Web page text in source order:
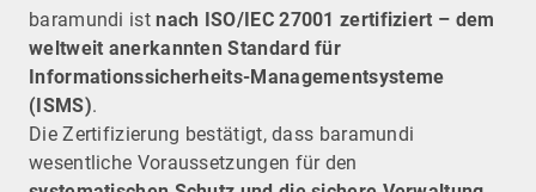
baramundi istnach ISO/IEC 27001 zertifiziert – dem
weltweit anerkannten Standard für
Informationssicherheits-Managementsysteme
(ISMS).
Die Zertifizierung bestätigt, dass baramundi
wesentliche Voraussetzungen für den